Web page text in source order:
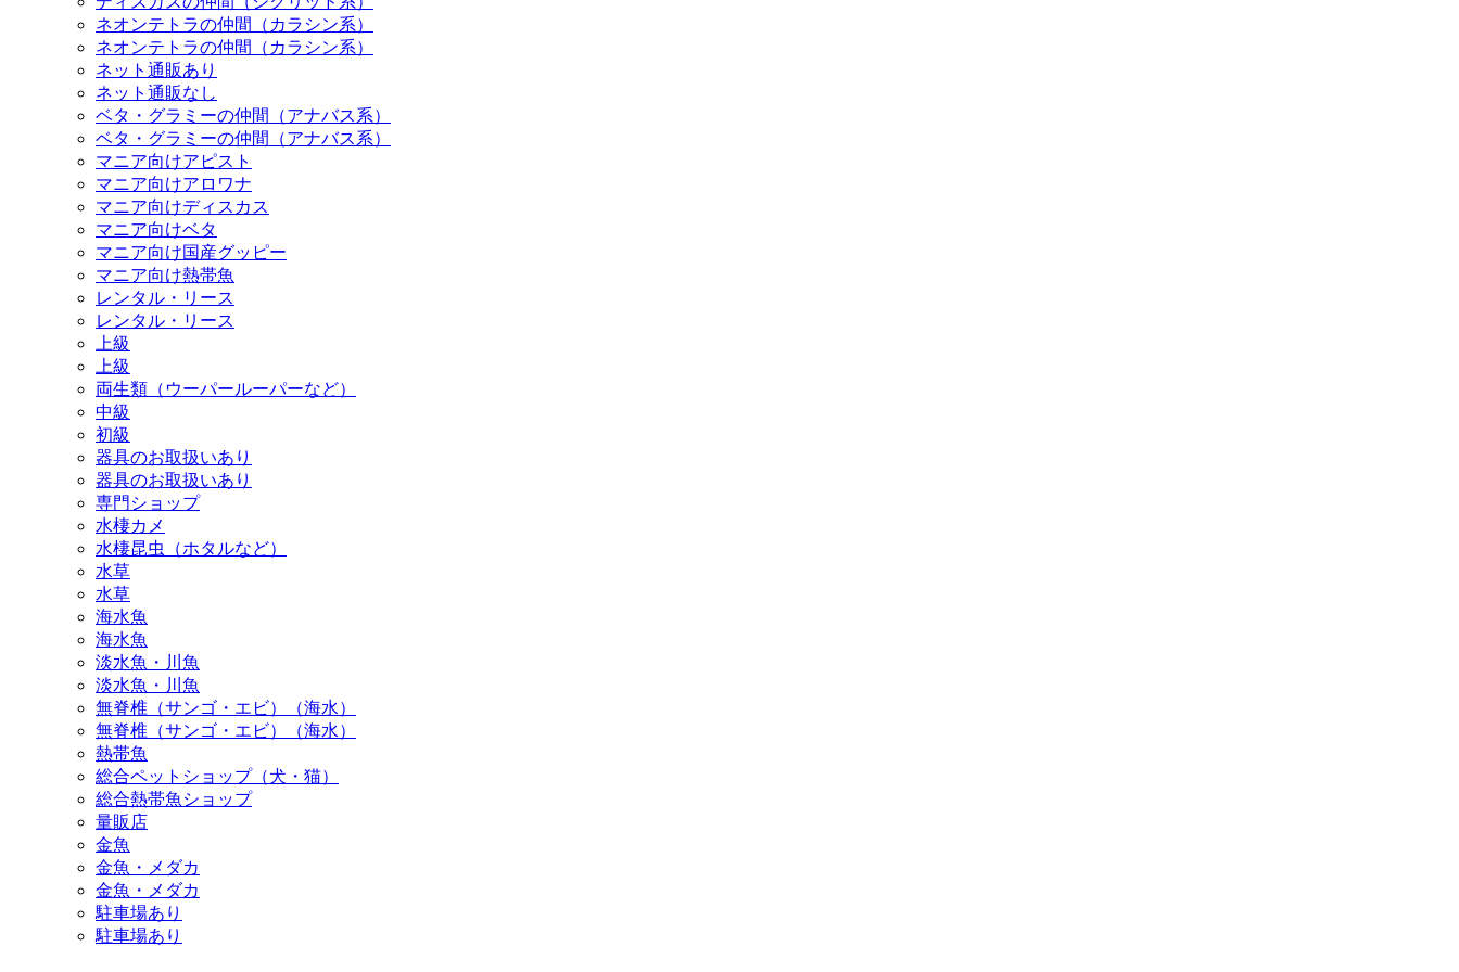
ネオンテトラの仲間（カラシン系）
ネオンテトラの仲間（カラシン系）
ネット通販あり
ネット通販なし
ベタ・グラミーの仲間（アナバス系）
ベタ・グラミーの仲間（アナバス系）
マニア向けアピスト
マニア向けアロワナ
マニア向けディスカス
マニア向けベタ
マニア向け国産グッピー
マニア向け熱帯魚
レンタル・リース
レンタル・リース
上級
上級
両生類（ウーパールーパーなど）
中級
初級
器具のお取扱いあり
器具のお取扱いあり
専門ショップ
水棲カメ
水棲昆虫（ホタルなど）
水草
水草
海水魚
海水魚
淡水魚・川魚
淡水魚・川魚
無脊椎（サンゴ・エビ）（海水）
無脊椎（サンゴ・エビ）（海水）
熱帯魚
総合ペットショップ（犬・猫）
総合熱帯魚ショップ
量販店
金魚
金魚・メダカ
金魚・メダカ
駐車場あり
駐車場あり